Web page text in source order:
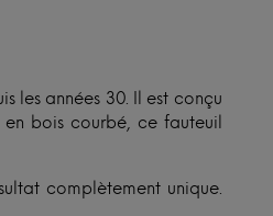
les années 30. Il est conçu
bois courbé, ce fauteuil
complètement unique.